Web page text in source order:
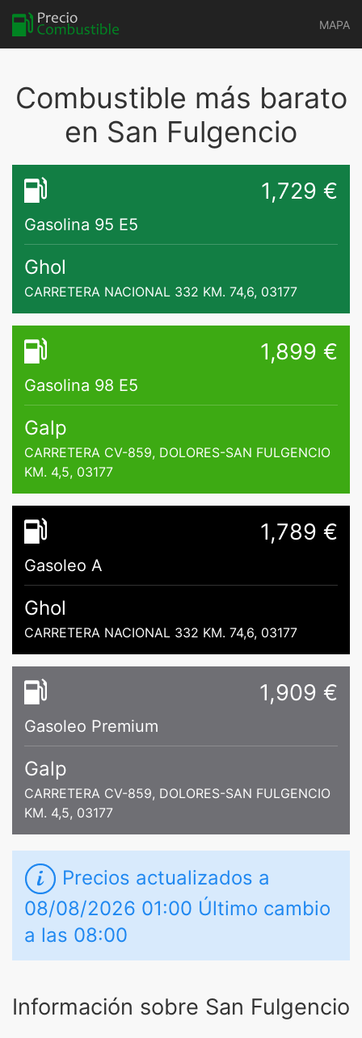
MAPA
Combustible más barato
en San Fulgencio
1,729 €
Gasolina 95 E5
Ghol
CARRETERA NACIONAL 332 KM. 74,6, 03177
1,899 €
Gasolina 98 E5
Galp
CARRETERA CV-859, DOLORES-SAN FULGENCIO
KM. 4,5, 03177
1,789 €
Gasoleo A
Ghol
CARRETERA NACIONAL 332 KM. 74,6, 03177
1,909 €
Gasoleo Premium
Galp
CARRETERA CV-859, DOLORES-SAN FULGENCIO
KM. 4,5, 03177
Precios actualizados a
08/08/2026 01:00 Último cambio
a las 08:00
Información sobre San Fulgencio